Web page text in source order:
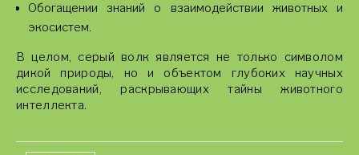
Обогащении знаний о взаимодействии животных и
экосистем.
В целом, серый волк является не только символом
дикой природы, но и объектом глубоких научных
исследований, раскрывающих тайны животного
интеллекта.